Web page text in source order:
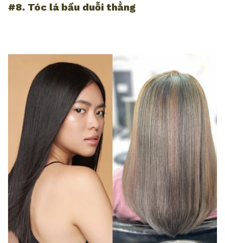
#8. Tóc lá bầu duỗi thẳng